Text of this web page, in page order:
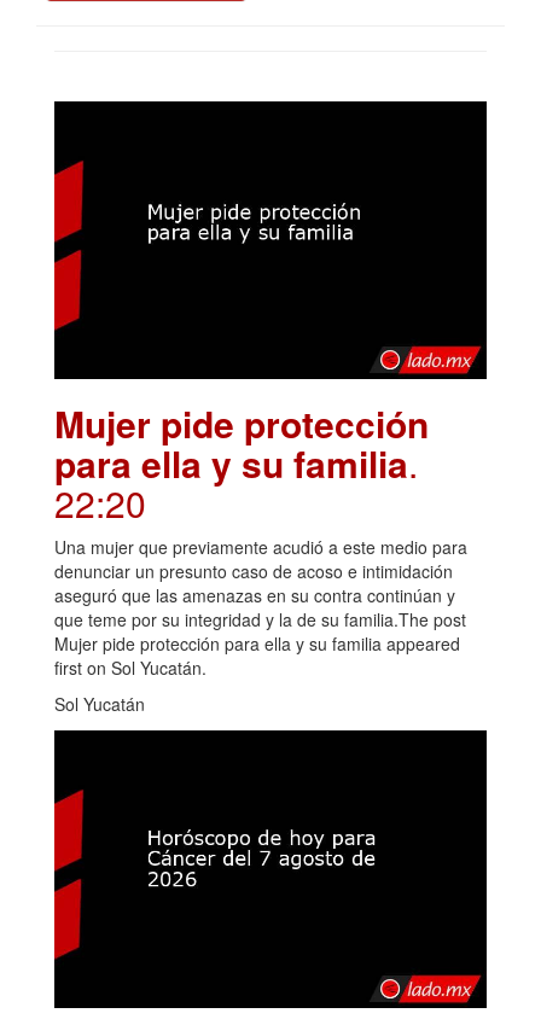
Mujer pide protección
para ella y su familia.
22:20
Una mujer que previamente acudió a este medio para
denunciar un presunto caso de acoso e intimidación
aseguró que las amenazas en su contra continúan y
que teme por su integridad y la de su familia.The post
Mujer pide protección para ella y su familia appeared
first on Sol Yucatán.
Sol Yucatán